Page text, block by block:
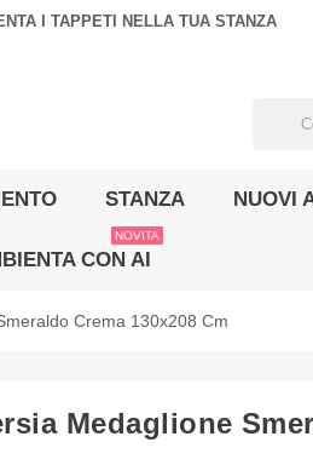
I TAPPETI NELLA TUA STANZA
STANZA NUOVI
CON AI
NOVITA
Crema 130x208 Cm
Medaglione